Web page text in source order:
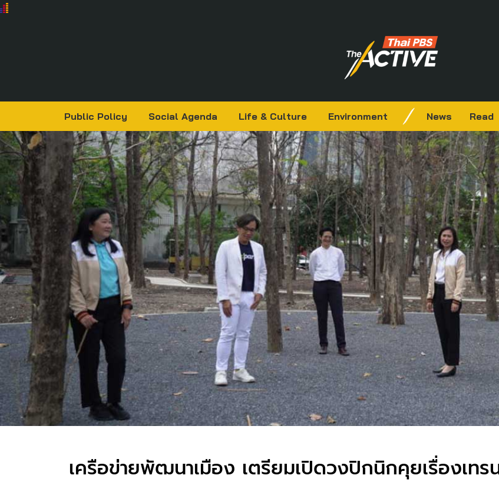
Public Policy Social Agenda Life & Culture Environment News Read
เครือข่ายพัฒนาเมือง เตรียมเปิดวงปิกนิกคุยเรื่องเ